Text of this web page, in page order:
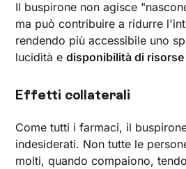
Il buspirone non agisce
ma può contribuire a ridurre
rendendo più accessibile uno
lucidità edisponibilità di risorse
Effetti collaterali
Come tutti i farmaci, il
indesiderati. Non tutte le
molti, quando compaiono,